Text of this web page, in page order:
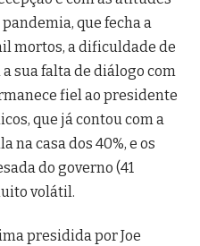
que fecha a
mortos, a dificuldade de
sua falta de diálogo com
fiel ao presidente
que já contou com a
na casa dos 40%, e os
do governo (41
volátil.
presidida por Joe